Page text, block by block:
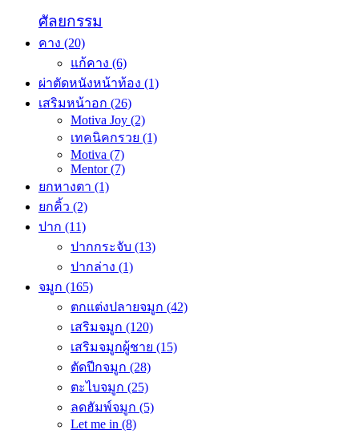
ศัลยกรรม
คาง (20)
แก้คาง (6)
ผ่าตัดหนังหน้าท้อง (1)
เสริมหน้าอก (26)
Motiva Joy (2)
เทคนิคกรวย (1)
Motiva (7)
Mentor(7)
ยกหางตา (1)
ยกคิ้ว (2)
ปาก (11)
ปากกระจับ (13)
ปากล่าง (1)
จมูก (165)
ตกแต่งปลายจมูก (42)
เสริมจมูก (120)
เสริมจมูกผู้ชาย (15)
ตัดปีกจมูก (28)
ตะไบจมูก (25)
ลดฮัมพ์จมูก (5)
Let me in (8)